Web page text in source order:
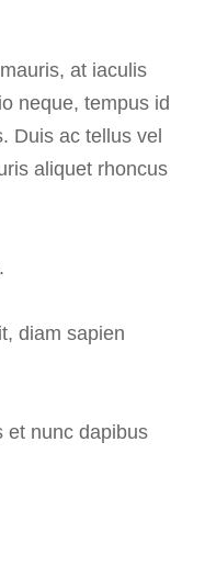
at iaculis
neque, tempus id
Duis ac tellus vel
aliquet rhoncus
diam sapien
et nunc dapibus